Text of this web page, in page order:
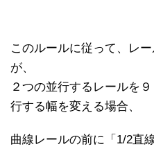
このルールに従って、レ
が、
２つの並行するレールを
行する幅を変える場合、
曲線レールの前に「1/2直